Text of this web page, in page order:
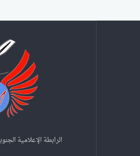
الرابطة الإعلامية